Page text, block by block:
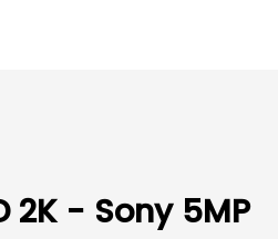
2K - Sony 5MP